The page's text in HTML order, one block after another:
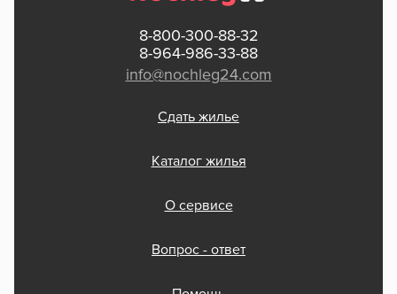
8-800-300-88-32
8-964-986-33-88
info@nochleg24.com
Сдать жилье
Каталог жилья
О сервисе
Вопрос - ответ